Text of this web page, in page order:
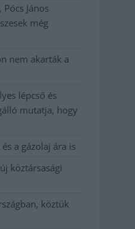
János
még
nem akarták a
lépcső és
mutatja, hogy
a gázolaj ára is
köztársasági
köztük